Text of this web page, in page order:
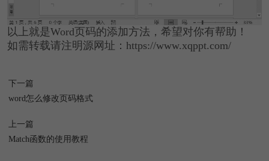
以上就是Word页码的添加方法，希望对你有帮助！
如需转载请注明源网址：https://www.xqppt.com/
下一篇
word怎么修改页码格式
上一篇
Match函数的使用教程